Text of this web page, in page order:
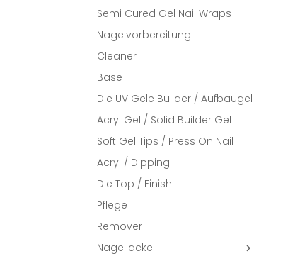
Semi Cured Gel Nail Wraps
Nagelvorbereitung
Cleaner
Base
Die UV Gele Builder / Aufbaugel
Acryl Gel / Solid Builder Gel
Soft Gel Tips / Press On Nail
Acryl / Dipping
Die Top / Finish
Pflege
Remover
Nagellacke
